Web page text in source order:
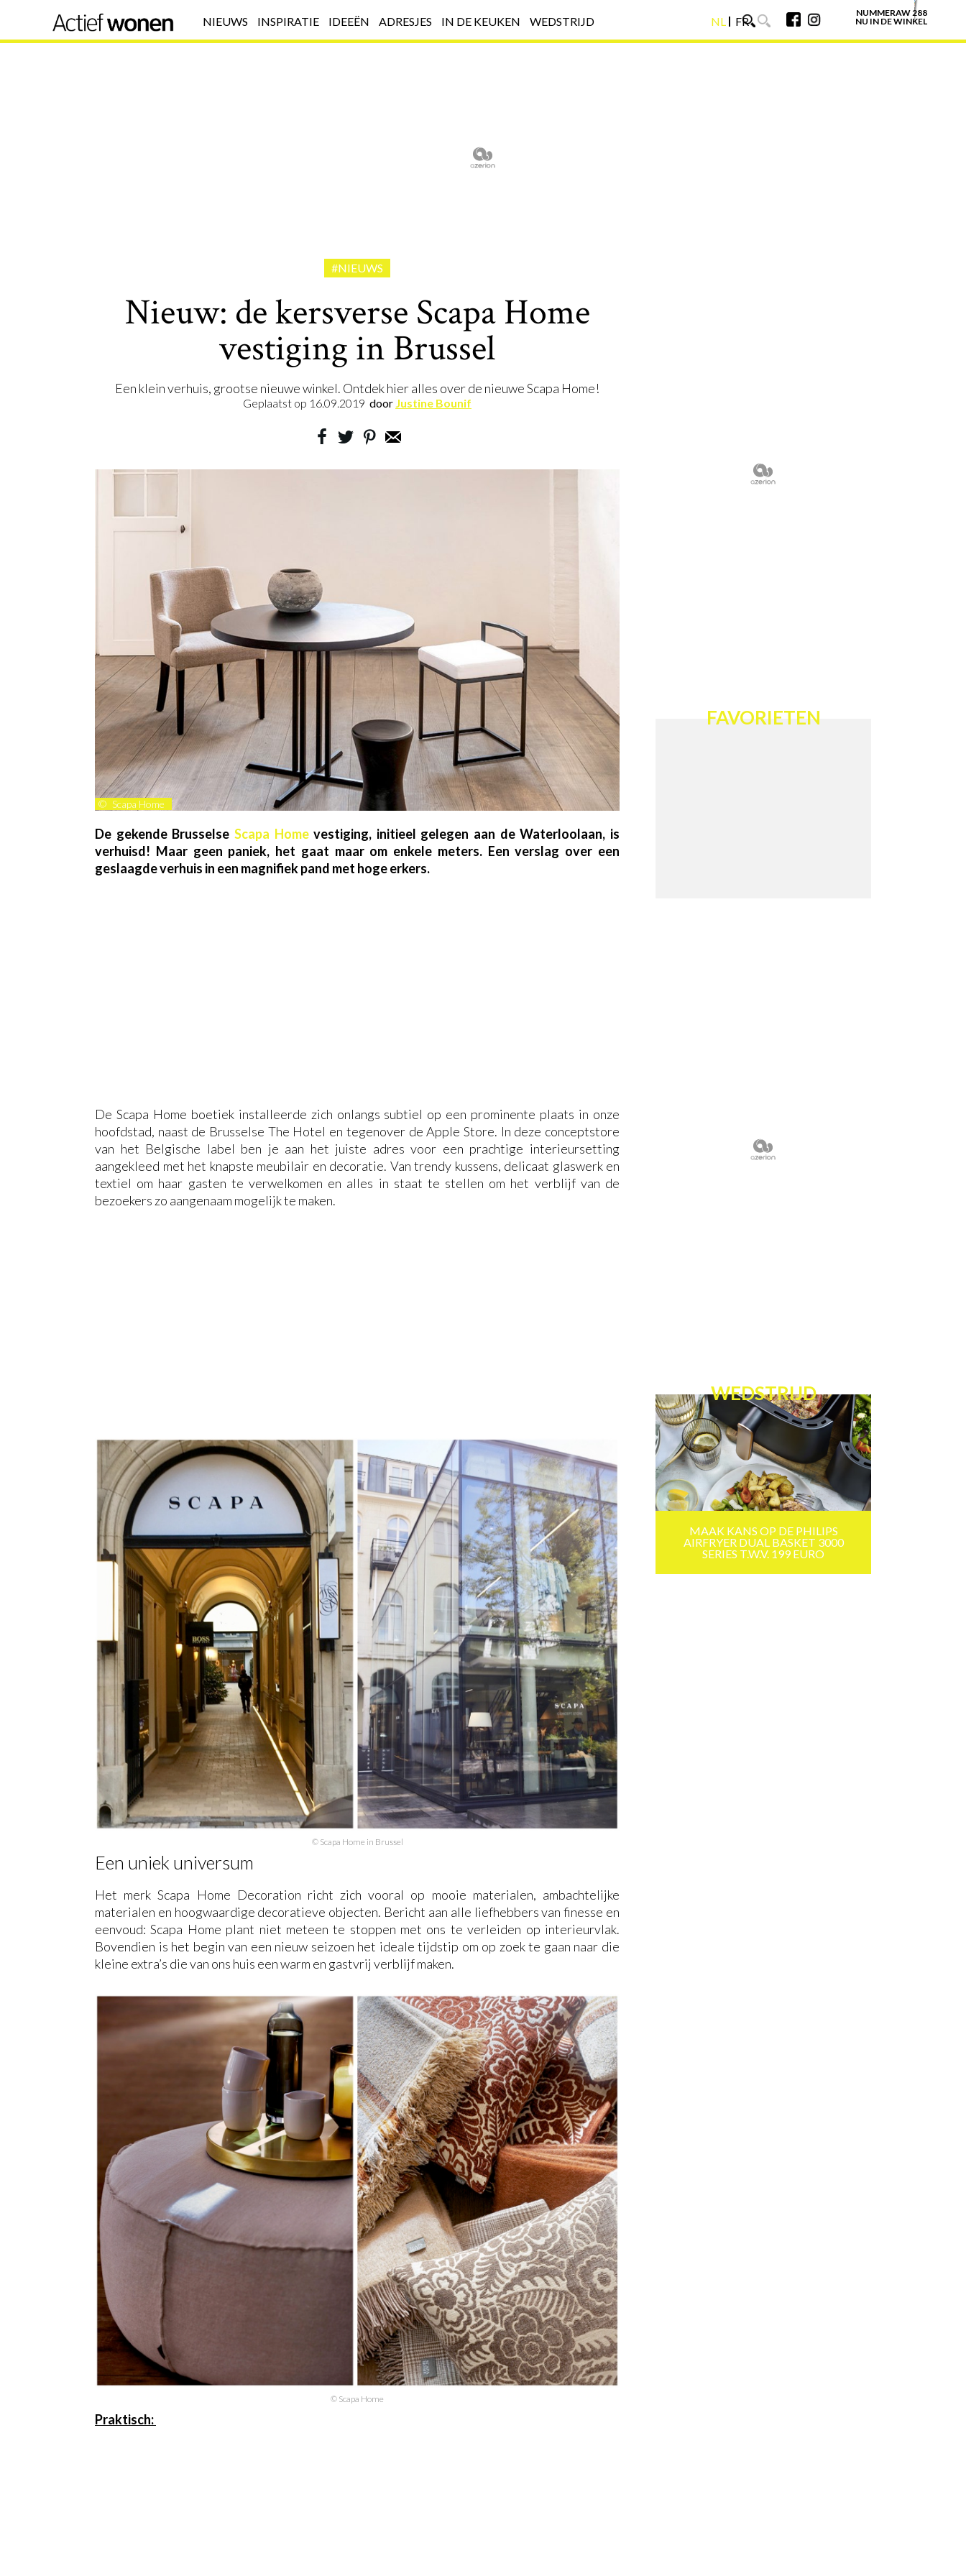
NIEUWS INSPIRATIE IDEEËN ADRESJES IN DE KEUKEN WEDSTRIJD
NL
FR
NUMMERAW 288
NU IN DE WINKEL
#NIEUWS
Nieuw: de kersverse Scapa Home
vestiging in Brussel
Een klein verhuis, grootse nieuwe winkel. Ontdek hier alles over de nieuwe Scapa Home!
Geplaatst op 16.09.2019 door Justine Bounif
© Scapa Home
De gekende Brusselse Scapa Homevestiging, initieel gelegen aan de Waterloolaan, is
verhuisd! Maar geen paniek, het gaat maar om enkele meters. Een verslag over een
geslaagde verhuis in een magnifiek pand met hoge erkers.
De Scapa Home boetiek installeerde zich onlangs subtiel op een prominente plaats in onze
hoofdstad, naast de Brusselse The Hotel en tegenover de Apple Store. In deze conceptstore
van het Belgische label ben je aan het juiste adres voor een prachtige interieursetting
aangekleed met het knapste meubilair en decoratie. Van trendy kussens, delicaat glaswerk en
textiel om haar gasten te verwelkomen en alles in staat te stellen om het verblijf van de
bezoekers zo aangenaam mogelijk te maken.
© Scapa Home in Brussel
Een uniek universum
Het merk Scapa Home Decoration richt zich vooral op mooie materialen, ambachtelijke
materialen en hoogwaardige decoratieve objecten. Bericht aan alle liefhebbers van finesse en
eenvoud: Scapa Home plant niet meteen te stoppen met ons te verleiden op interieurvlak.
Bovendien is het begin van een nieuw seizoen het ideale tijdstip om op zoek te gaan naar die
kleine extra’s die van ons huis een warm en gastvrij verblijf maken.
© Scapa Home
Praktisch:
FAVORIETEN
WEDSTRIJD
MAAK KANS OP DE PHILIPS
AIRFRYER DUAL BASKET 3000
SERIES T.W.V. 199 EURO